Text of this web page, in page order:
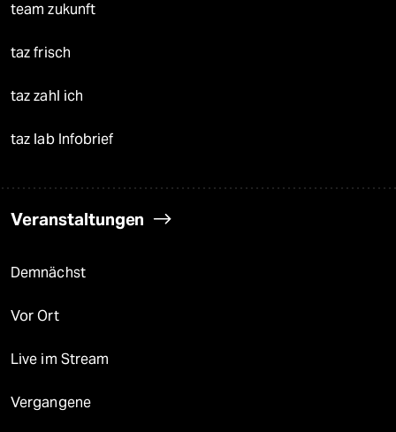
team zukunft
taz frisch
taz zahl ich
taz lab Infobrief
Veranstaltungen
Demnächst
Vor Ort
Live im Stream
Vergangene